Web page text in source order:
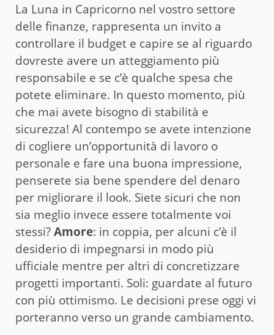
La Luna in Capricorno nel vostro settore
delle finanze, rappresenta un invito a
controllare il budget e capire se al riguardo
dovreste avere un atteggiamento più
responsabile e se c’è qualche spesa che
potete eliminare. In questo momento, più
che mai avete bisogno di stabilità e
sicurezza! Al contempo se avete intenzione
di cogliere un’opportunità di lavoro o
personale e fare una buona impressione,
penserete sia bene spendere del denaro
per migliorare il look. Siete sicuri che non
sia meglio invece essere totalmente voi
stessi?Amore: in coppia, per alcuni c’è il
desiderio di impegnarsi in modo più
ufficiale mentre per altri di concretizzare
progetti importanti. Soli: guardate al futuro
con più ottimismo. Le decisioni prese oggi vi
porteranno verso un grande cambiamento.